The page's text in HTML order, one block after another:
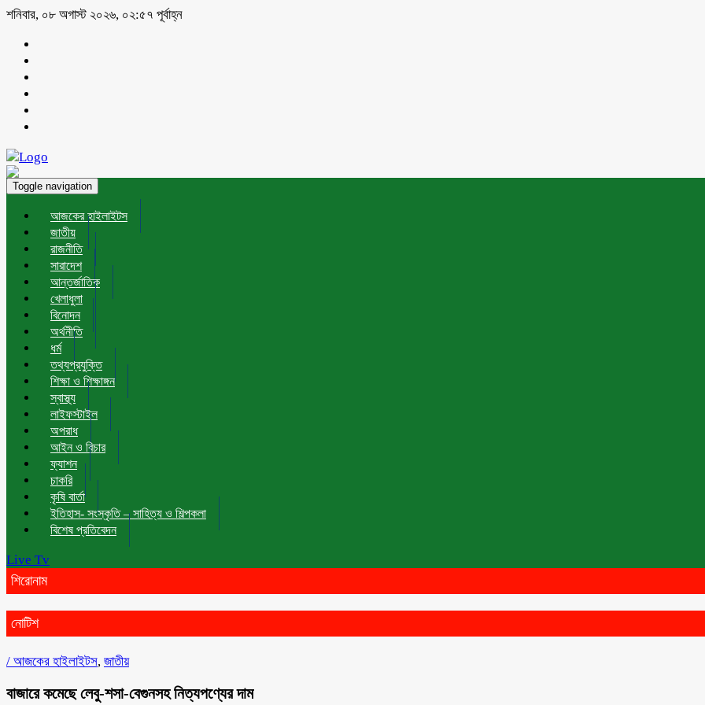
শনিবার, ০৮ অগাস্ট ২০২৬, ০২:৫৭ পূর্বাহ্ন
Toggle navigation
আজকের হাইলাইটস
জাতীয়
রাজনীতি
সারাদেশ
আন্তর্জাতিক
খেলাধুলা
বিনোদন
অর্থনীতি
ধর্ম
তথ্যপ্রযুক্তি
শিক্ষা ও শিক্ষাঙ্গন
স্বাস্থ্য
লাইফস্টাইল
অপরাধ
আইন ও বিচার
ফ্যাশন
চাকরি
কৃষি বার্তা
ইতিহাস- সংস্কৃতি – সাহিত্য ও শিল্পকলা
বিশেষ প্রতিবেদন
Live Tv
শিরোনাম
নোটিশ
/ আজকের হাইলাইটস, জাতীয়
বাজারে কমেছে লেবু-শসা-বেগুনসহ নিত্যপণ্যের দাম